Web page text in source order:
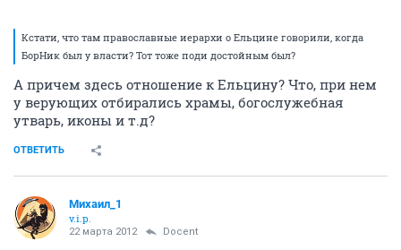
Кстати, что там православные иерархи о Ельцине говорили, когда
БорНик был у власти? Тот тоже поди достойным был?
А причем здесь отношение к Ельцину? Что, при нем
у верующих отбирались храмы, богослужебная
утварь, иконы и т.д?
ОТВЕТИТЬ
Михаил_1
v.i.p.
22 марта 2012 Docent